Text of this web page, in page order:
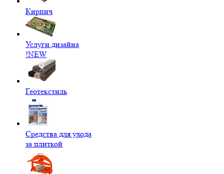
Кирпич
Услуги дизайна
!NEW
Геотекстиль
Средства для ухода
за плиткой